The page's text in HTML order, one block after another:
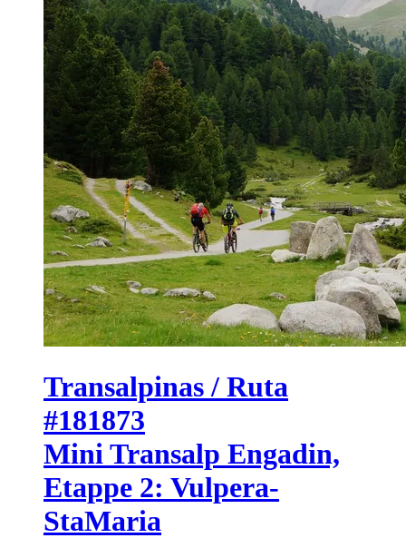
Transalpinas / Ruta
#181873
Mini Transalp Engadin,
Etappe 2: Vulpera-
StaMaria